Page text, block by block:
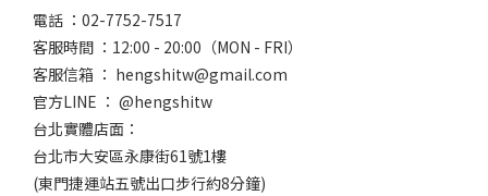
電話 ：02-7752-7517
客服時間 ：12:00 - 20:00（MON - FRI）
客服信箱 ： hengshitw@gmail.com
官方LINE ： @hengshitw
台北實體店面：
台北市大安區永康街61號1樓
(東門捷運站五號出口步行約8分鐘)